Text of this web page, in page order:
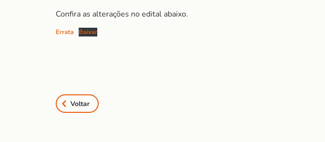
Confira as alterações no edital abaixo.
Errata Baixar
Voltar